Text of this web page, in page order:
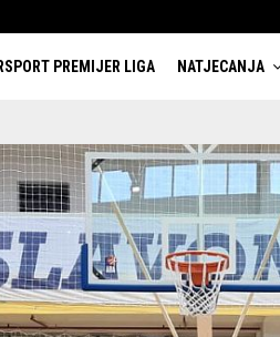
PREMIJER LIGA NATJECANJA